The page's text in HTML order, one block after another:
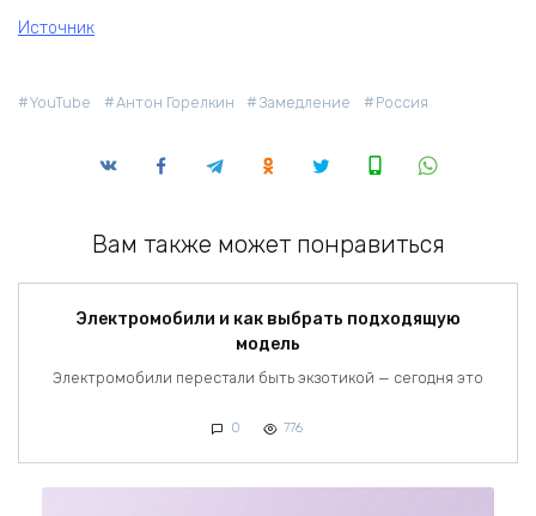
Источник
YouTube Антон Горелкин Замедление Россия
Вам также может понравиться
Электромобили и как выбрать подходящую
модель
Электромобили перестали быть экзотикой — сегодня это
0 776